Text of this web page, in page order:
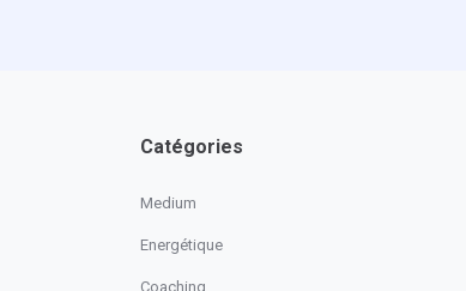
Catégories
Medium
Energétique
Coaching